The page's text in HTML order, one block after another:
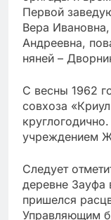
Первой
Вера
Андреевна,
няней –
С весны 1962
совхоза
учреждением
Следует
деревне Зауфа
пришелся
Управляющим